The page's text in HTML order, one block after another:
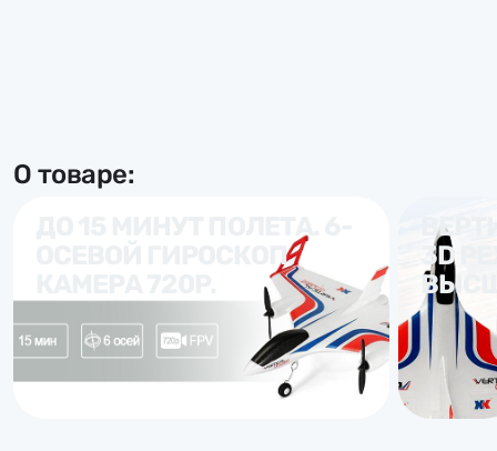
О товаре:
ДО 15 МИНУТ ПОЛЕТА. 6-
ОСЕВОЙ ГИРОСКОП.
3D